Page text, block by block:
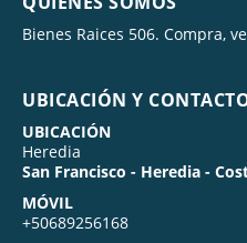
Bienes Raices 506. Compra,
UBICACIÓN Y CONTACTO
UBICACIÓN
Heredia
San Francisco - Heredia -
MÓVIL